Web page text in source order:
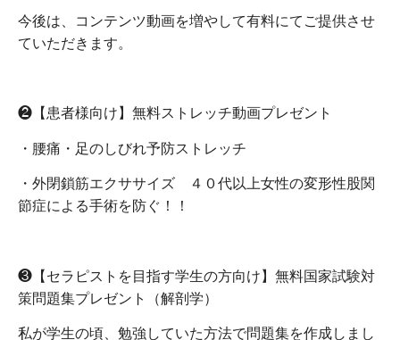
今後は、コンテンツ動画を増やして有料にてご提供させ
ていただきます。
❷【患者様向け】無料ストレッチ動画プレゼント
・腰痛・足のしびれ予防ストレッチ
・外閉鎖筋エクササイズ ４０代以上女性の変形性股関
節症による手術を防ぐ！！
❸【セラピストを目指す学生の方向け】無料国家試験対
策問題集プレゼント（解剖学）
私が学生の頃、勉強していた方法で問題集を作成しまし